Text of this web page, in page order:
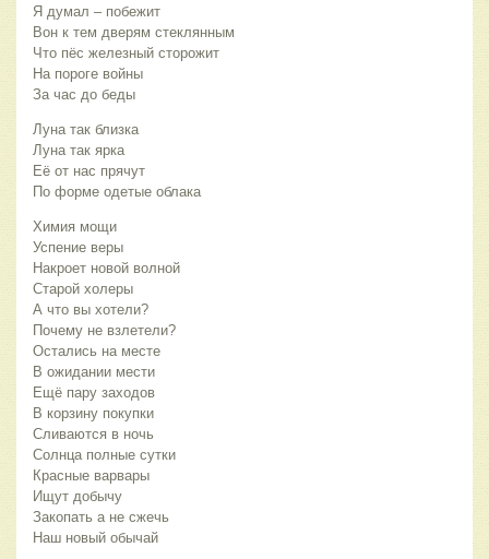
Я думал – побежит
Вон к тем дверям стеклянным
Что пёс железный сторожит
На пороге войны
За час до беды
Луна так близка
Луна так ярка
Её от нас прячут
По форме одетые облака
Химия мощи
Успение веры
Накроет новой волной
Старой холеры
А что вы хотели?
Почему не взлетели?
Остались на месте
В ожидании мести
Ещё пару заходов
В корзину покупки
Сливаются в ночь
Солнца полные сутки
Красные варвары
Ищут добычу
Закопать а не сжечь
Наш новый обычай